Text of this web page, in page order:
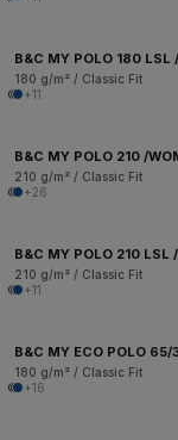
B&C MY POLO 180 LSL
180 g/m² / Classic Fit
+11
B&C MY POLO 210 /
210 g/m² / Classic Fit
+26
B&C MY POLO 210 LSL
210 g/m² / Classic Fit
+11
B&C MY ECO POLO 65/
180 g/m² / Classic Fit
+16